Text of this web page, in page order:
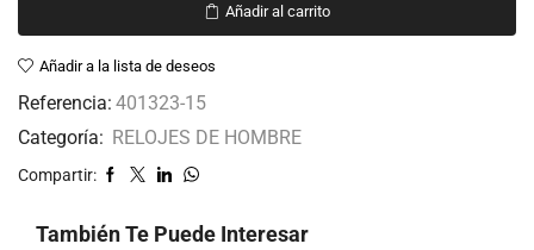
Añadir al carrito
Añadir a la lista de deseos
Referencia: 401323-15
Categoría: RELOJES DE HOMBRE
Compartir:
También Te Puede Interesar